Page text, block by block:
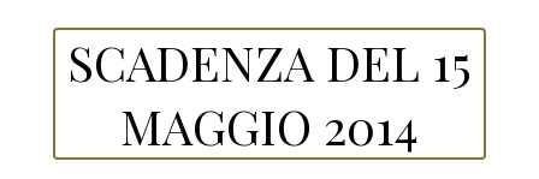
SCADENZA DEL 15
MAGGIO 2014